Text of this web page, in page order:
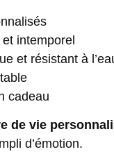
intemporel
et résistant à
cadeau
de vie
d’émotion.